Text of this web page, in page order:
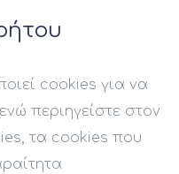
cookies για να
περιηγείστε στον
τα cookies που